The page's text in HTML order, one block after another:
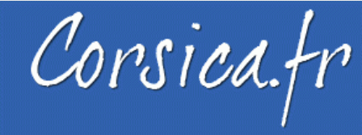
contenu